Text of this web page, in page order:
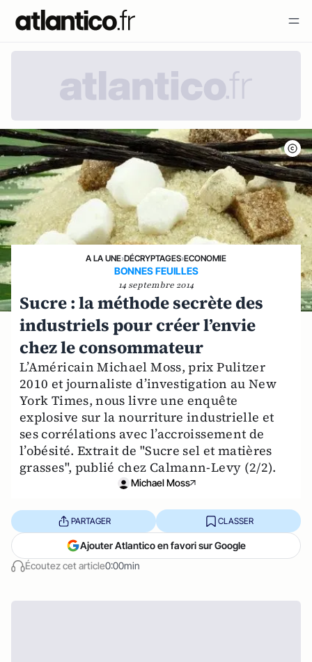
A LA UNE›DÉCRYPTAGES›ECONOMIE
BONNES FEUILLES
14 septembre 2014
Sucre : la méthode secrète des
industriels pour créer l’envie
chez le consommateur
L’Américain Michael Moss, prix Pulitzer
2010 et journaliste d’investigation au New
York Times, nous livre une enquête
explosive sur la nourriture industrielle et
ses corrélations avec l’accroissement de
l’obésité. Extrait de "Sucre sel et matières
grasses", publié chez Calmann-Levy (2/2).
Michael Moss
Écoutez cet article0:00min
PARTAGER CLASSER
Ajouter Atlantico en favori sur Google